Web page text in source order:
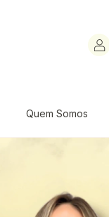
Quem Somos